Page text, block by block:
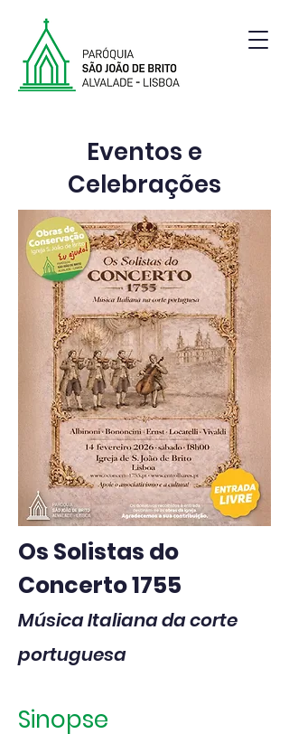
Eventos e
Celebrações
Os Solistas do
Concerto 1755
Música Italiana da corte
portuguesa
Sinopse